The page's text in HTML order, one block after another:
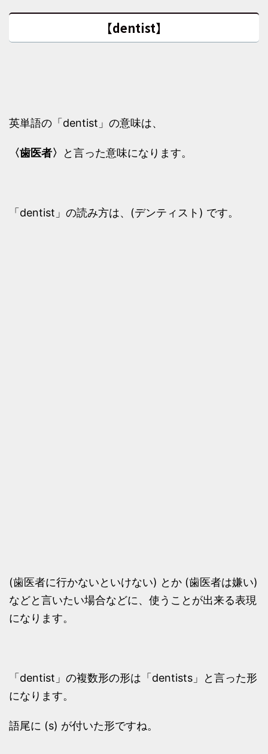
【dentist】
英単語の「dentist」の意味は、
〈歯医者〉 と言った意味になります。
「dentist」の読み方は、(デンティスト) です。
(歯医者に行かないといけない) とか (歯医者は嫌い)
などと言いたい場合などに、使うことが出来る表現
になります。
「dentist」の複数形の形は「dentists」と言った形
になります。
語尾に (s) が付いた形ですね。